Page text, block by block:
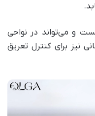
و می‌تواند در نواحی
نیز برای کنترل تعریق